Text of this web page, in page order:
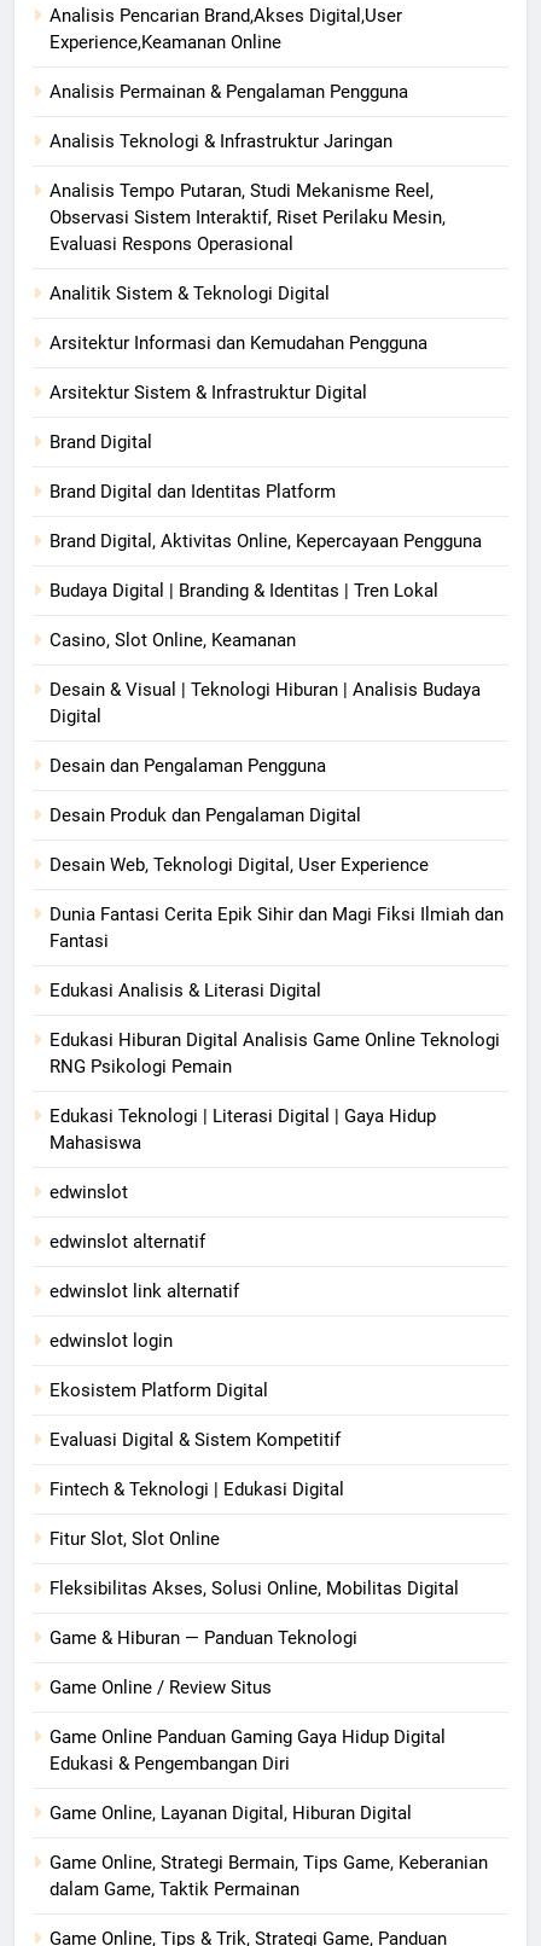
Analisis Pencarian Brand,Akses Digital,User
Experience,Keamanan Online
Analisis Permainan & Pengalaman Pengguna
Analisis Teknologi & Infrastruktur Jaringan
Analisis Tempo Putaran, Studi Mekanisme Reel,
Observasi Sistem Interaktif, Riset Perilaku Mesin,
Evaluasi Respons Operasional
Analitik Sistem & Teknologi Digital
Arsitektur Informasi dan Kemudahan Pengguna
Arsitektur Sistem & Infrastruktur Digital
Brand Digital
Brand Digital dan Identitas Platform
Brand Digital, Aktivitas Online, Kepercayaan Pengguna
Budaya Digital | Branding & Identitas | Tren Lokal
Casino, Slot Online, Keamanan
Desain & Visual | Teknologi Hiburan | Analisis Budaya
Digital
Desain dan Pengalaman Pengguna
Desain Produk dan Pengalaman Digital
Desain Web, Teknologi Digital, User Experience
Dunia Fantasi Cerita Epik Sihir dan Magi Fiksi Ilmiah dan
Fantasi
Edukasi Analisis & Literasi Digital
Edukasi Hiburan Digital Analisis Game Online Teknologi
RNG Psikologi Pemain
Edukasi Teknologi | Literasi Digital | Gaya Hidup
Mahasiswa
edwinslot
edwinslot alternatif
edwinslot link alternatif
edwinslot login
Ekosistem Platform Digital
Evaluasi Digital & Sistem Kompetitif
Fintech & Teknologi | Edukasi Digital
Fitur Slot, Slot Online
Fleksibilitas Akses, Solusi Online, Mobilitas Digital
Game & Hiburan — Panduan Teknologi
Game Online / Review Situs
Game Online Panduan Gaming Gaya Hidup Digital
Edukasi & Pengembangan Diri
Game Online, Layanan Digital, Hiburan Digital
Game Online, Strategi Bermain, Tips Game, Keberanian
dalam Game, Taktik Permainan
Game Online, Tips & Trik, Strategi Game, Panduan